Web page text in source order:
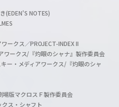
NOTES)
ークス／PROJECT-INDEX II
ークス/『灼眼のシャナ』製作委員会
ー・メディアワークス/『灼眼のシャ
版マクロスＦ製作委員会
ス・シャフト